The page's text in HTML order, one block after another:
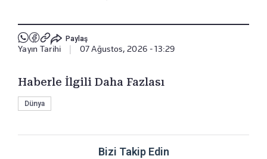
Paylaş
Yayın Tarihi 07 Ağustos, 2026 - 13:29
Haberle İlgili Daha Fazlası
Dünya
Bizi Takip Edin